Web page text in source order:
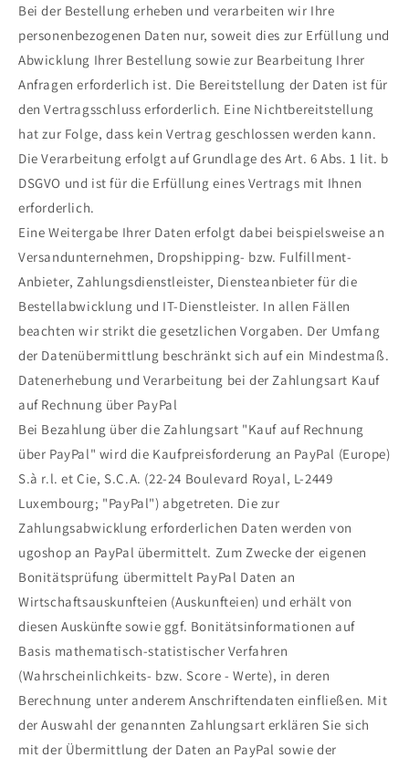
Bei der Bestellung erheben und verarbeiten wir Ihre
personenbezogenen Daten nur, soweit dies zur Erfüllung und
Abwicklung Ihrer Bestellung sowie zur Bearbeitung Ihrer
Anfragen erforderlich ist. Die Bereitstellung der Daten ist für
den Vertragsschluss erforderlich. Eine Nichtbereitstellung
hat zur Folge, dass kein Vertrag geschlossen werden kann.
Die Verarbeitung erfolgt auf Grundlage des Art. 6 Abs. 1 lit. b
DSGVO und ist für die Erfüllung eines Vertrags mit Ihnen
erforderlich.
Eine Weitergabe Ihrer Daten erfolgt dabei beispielsweise an
Versandunternehmen, Dropshipping- bzw. Fulfillment-
Anbieter, Zahlungsdienstleister, Diensteanbieter für die
Bestellabwicklung und IT-Dienstleister. In allen Fällen
beachten wir strikt die gesetzlichen Vorgaben. Der Umfang
der Datenübermittlung beschränkt sich auf ein Mindestmaß.
Datenerhebung und Verarbeitung bei der Zahlungsart Kauf
auf Rechnung über PayPal
Bei Bezahlung über die Zahlungsart "Kauf auf Rechnung
über PayPal" wird die Kaufpreisforderung an PayPal (Europe)
S.à r.l. et Cie, S.C.A. (22-24 Boulevard Royal, L-2449
Luxembourg; "PayPal") abgetreten. Die zur
Zahlungsabwicklung erforderlichen Daten werden von
ugoshop an PayPal übermittelt. Zum Zwecke der eigenen
Bonitätsprüfung übermittelt PayPal Daten an
Wirtschaftsauskunfteien (Auskunfteien) und erhält von
diesen Auskünfte sowie ggf. Bonitätsinformationen auf
Basis mathematisch-statistischer Verfahren
(Wahrscheinlichkeits- bzw. Score - Werte), in deren
Berechnung unter anderem Anschriftendaten einfließen. Mit
der Auswahl der genannten Zahlungsart erklären Sie sich
mit der Übermittlung der Daten an PayPal sowie der